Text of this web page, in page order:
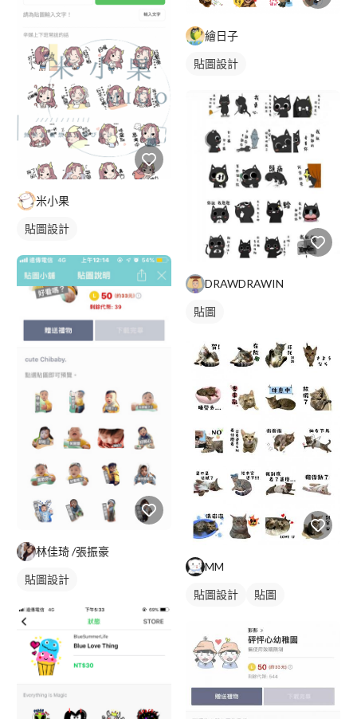
米小果
貼圖設計
林佳琦 /張振豪
貼圖設計
繪日子
貼圖設計
DRAWDRAWIN
貼圖
MM
貼圖設計 貼圖